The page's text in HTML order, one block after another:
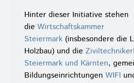
Hinter dieser Initiative stehen
die Wirtschaftskammer
Steiermark (insbesondere die
Holzbau) und die
Steiermark und Kärnten,
Bildungseinrichtungen WIFI